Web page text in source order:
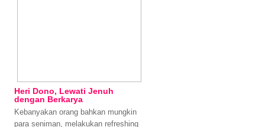
Heri Dono, Lewati Jenuh
dengan Berkarya
Kebanyakan orang bahkan mungkin
para seniman, melakukan refreshing